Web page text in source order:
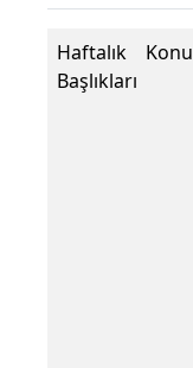
Haftalık Konu
Başlıkları